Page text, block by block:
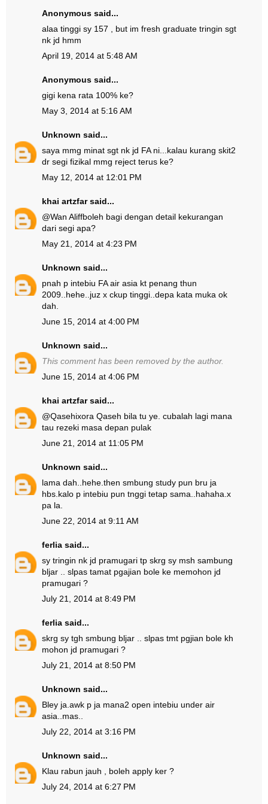
Anonymous said...
alaa tinggi sy 157 , but im fresh graduate tringin sgt
nk jd hmm
April 19, 2014 at 5:48 AM
Anonymous said...
gigi kena rata 100% ke?
May 3, 2014 at 5:16 AM
Unknown said...
saya mmg minat sgt nk jd FA ni...kalau kurang skit2
dr segi fizikal mmg reject terus ke?
May 12, 2014 at 12:01 PM
khai artzfarsaid...
@Wan Aliffboleh bagi dengan detail kekurangan
dari segi apa?
May 21, 2014 at 4:23 PM
Unknown said...
pnah p intebiu FA air asia kt penang thun
2009..hehe..juz x ckup tinggi..depa kata muka ok
dah.
June 15, 2014 at 4:00 PM
Unknown said...
This comment has been removed by the author.
June 15, 2014 at 4:06 PM
khai artzfarsaid...
@Qasehixora Qaseh bila tu ye. cubalah lagi mana
tau rezeki masa depan pulak
June 21, 2014 at 11:05 PM
Unknown said...
lama dah..hehe.then smbung study pun bru ja
hbs.kalo p intebiu pun tnggi tetap sama..hahaha.x
pa la.
June 22, 2014 at 9:11 AM
ferlia said...
sy tringin nk jd pramugari tp skrg sy msh sambung
bljar .. slpas tamat pgajian bole ke memohon jd
pramugari ?
July 21, 2014 at 8:49 PM
ferlia said...
skrg sy tgh smbung bljar .. slpas tmt pgjian bole kh
mohon jd pramugari ?
July 21, 2014 at 8:50 PM
Unknown said...
Bley ja.awk p ja mana2 open intebiu under air
asia..mas..
July 22, 2014 at 3:16 PM
Unknown said...
Klau rabun jauh , boleh apply ker ?
July 24, 2014 at 6:27 PM